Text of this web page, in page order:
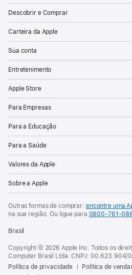
Descobrir e Comprar
Carteira da Apple
Sua conta
Entretenimento
Apple Store
Para Empresas
Para a Educação
Para a Saúde
Valores da Apple
Sobre a Apple
Outras formas de comprar: encontre uma
na sua região. Ou ligue para 0800-761-
Brasil
Copyright © 2026 Apple Inc. Todos os
Computer Brasil Ltda. CNPJ: 00.623.904/
Política de privacidade
Política de